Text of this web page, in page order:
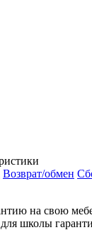
Возврат/обмен
на свою
школы